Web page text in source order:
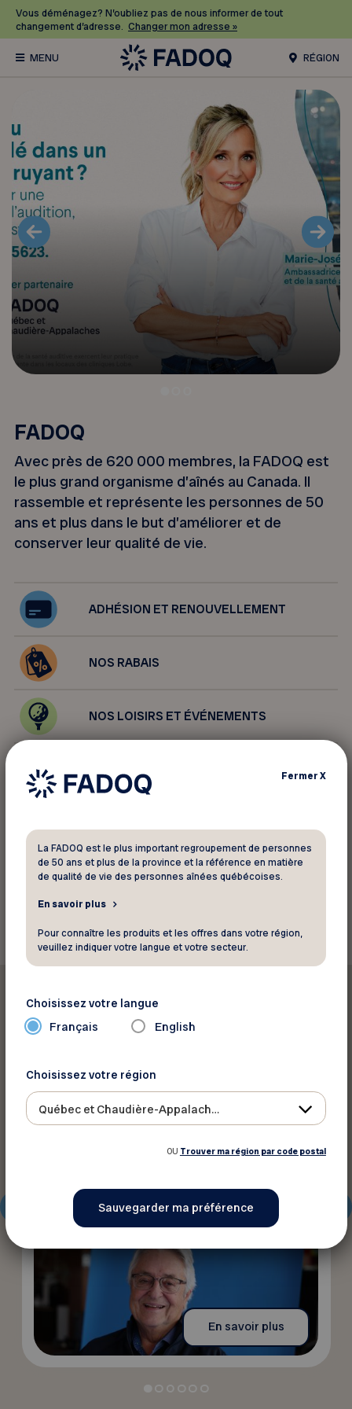
Vous déménagez? N’oubliez pas de nous informer de tout
changement d’adresse. Changer mon adresse »
RÉGION
FADOQ
Avec près de 620 000 membres, la FADOQ est
le plus grand organisme d’aînés au Canada. Il
rassemble et représente les personnes de 50
ans et plus dans le but d’améliorer et de
conserver leur qualité de vie.
ADHÉSION ET RENOUVELLEMENT
NOS RABAIS
NOS LOISIRS ET ÉVÉNEMENTS
En vedette
28 mai 2026
Changer le regard sur l’âge : la
FADOQ se renouvelle
En savoir plus
FermerX
La FADOQ est le plus important regroupement de personnes
de 50 ans et plus de la province et la référence en matière
de qualité de vie des personnes aînées québécoises.
En savoir plus
Pour connaître les produits et les offres dans votre région,
veuillez indiquer votre langue et votre secteur.
Choisissez votre langue
Français English
Choisissez votre région
Québec et Chaudière-Appalaches
OU Trouver ma région par code postal